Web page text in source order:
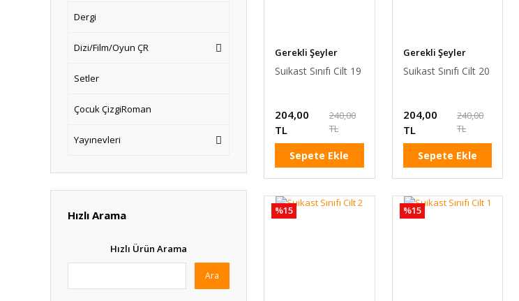
Dergi
Dizi/Film/Oyun ÇR
Setler
Çocuk ÇizgiRoman
Yayınevleri
Hızlı Arama
Hızlı Ürün Arama
Ara
Gerekli Şeyler
Suikast Sınıfı Cilt 19
204,00
TL
240,00
TL
Sepete Ekle
Gerekli Şeyler
Suikast Sınıfı Cilt 20
204,00
TL
240,00
TL
Sepete Ekle
%15 %15